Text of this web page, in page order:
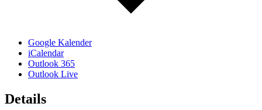
Google Kalender
iCalendar
Outlook 365
Outlook Live
Details